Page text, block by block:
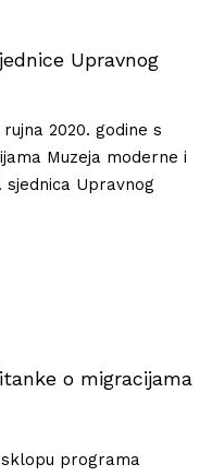
Upravnog
2020. godine s
Muzeja moderne i
sjednica Upravnog
o migracijama
programa